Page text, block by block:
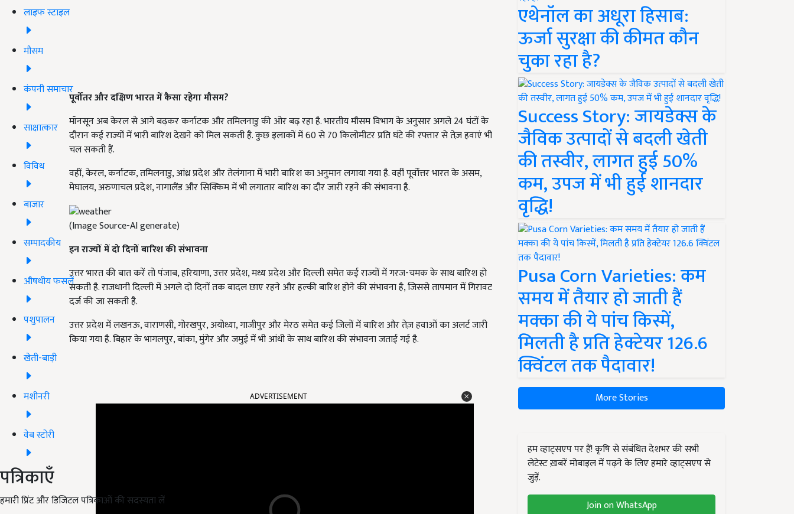
लाइफ स्टाइल
मौसम
कंपनी समाचार
साक्षात्कार
विविध
बाजार
सम्पादकीय
औषधीय फसलें
पशुपालन
खेती-बाड़ी
मशीनरी
वेब स्टोरी
पत्रिकाएँ
हमारी प्रिंट और डिजिटल पत्रिकाओं की सदस्यता लें
पूर्वोतर और दक्षिण भारत में कैसा रहेगा मौसम?
मॉनसून अब केरल से आगे बढ़कर कर्नाटक और तमिलनाडु की ओर बढ़ रहा है. भारतीय मौसम विभाग के अनुसार अगले 24 घंटों के
दौरान कई राज्यों में भारी बारिश देखने को मिल सकती है. कुछ इलाकों में 60 से 70 किलोमीटर प्रति घंटे की रफ्तार से तेज़ हवाएं भी
चल सकती हैं.
वहीं, केरल, कर्नाटक, तमिलनाडु, आंध्र प्रदेश और तेलंगाना में भारी बारिश का अनुमान लगाया गया है. वहीं पूर्वोत्तर भारत के असम,
मेघालय, अरुणाचल प्रदेश, नागालैंड और सिक्किम में भी लगातार बारिश का दौर जारी रहने की संभावना है.
(Image Source-AI generate)
इन राज्यों में दो दिनों बारिश की संभावना
उत्तर भारत की बात करें तो पंजाब, हरियाणा, उत्तर प्रदेश, मध्य प्रदेश और दिल्ली समेत कई राज्यों में गरज-चमक के साथ बारिश हो
सकती है. राजधानी दिल्ली में अगले दो दिनों तक बादल छाए रहने और हल्की बारिश होने की संभावना है, जिससे तापमान में गिरावट
दर्ज की जा सकती है.
उत्तर प्रदेश में लखनऊ, वाराणसी, गोरखपुर, अयोध्या, गाजीपुर और मेरठ समेत कई जिलों में बारिश और तेज़ हवाओं का अलर्ट जारी
किया गया है. बिहार के भागलपुर, बांका, मुंगेर और जमुई में भी आंधी के साथ बारिश की संभावना जताई गई है.
एथेनॉल का अधूरा हिसाब:
ऊर्जा सुरक्षा की कीमत कौन
चुका रहा है?
Success Story: जायडेक्स के
जैविक उत्पादों से बदली खेती
की तस्वीर, लागत हुई 50%
कम, उपज में भी हुई शानदार
वृद्धि!
Pusa Corn Varieties: कम
समय में तैयार हो जाती हैं
मक्का की ये पांच किस्में,
मिलती है प्रति हेक्टेयर 126.6
क्विंटल तक पैदावार!
More Stories
हम व्हाट्सएप पर हैं! कृषि से संबंधित देशभर की सभी
लेटेस्ट ख़बरें मोबाइल में पढ़ने के लिए हमारे व्हाट्सएप से
जुड़ें.
Join on WhatsApp